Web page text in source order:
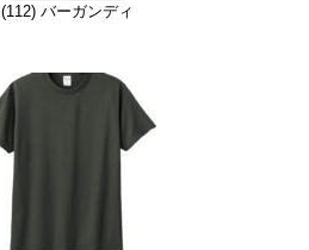
(112) バーガンディ